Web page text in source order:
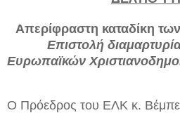
Απερίφραστη καταδίκη
Επιστολή
Ευρωπαϊκών
Ο Πρόεδρος του ΕΛΚ κ.